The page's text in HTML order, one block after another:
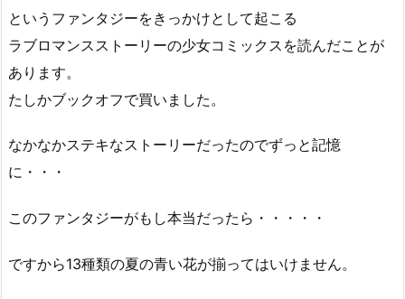
というファンタジーをきっかけとして起こる
ラブロマンスストーリーの少女コミックスを読んだことが
あります。
たしかブックオフで買いました。
なかなかステキなストーリーだったのでずっと記憶
に・・・
このファンタジーがもし本当だったら・・・・・
ですから13種類の夏の青い花が揃ってはいけません。